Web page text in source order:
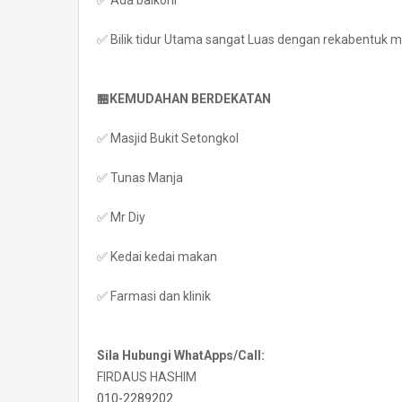
✅ Bilik tidur Utama sangat Luas dengan rekabentuk
🏪KEMUDAHAN BERDEKATAN
✅ Masjid Bukit Setongkol
✅ Tunas Manja
✅ Mr Diy
✅ Kedai kedai makan
✅ Farmasi dan klinik
Sila Hubungi WhatApps/Call:
FIRDAUS HASHIM
010-2289202